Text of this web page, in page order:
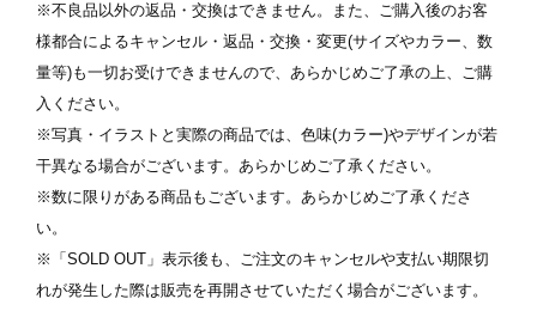
※不良品以外の返品・交換はできません。また、ご購入後のお客
様都合によるキャンセル・返品・交換・変更(サイズやカラー、数
量等)も一切お受けできませんので、あらかじめご了承の上、ご購
入ください。
※写真・イラストと実際の商品では、色味(カラー)やデザインが若
干異なる場合がございます。あらかじめご了承ください。
※数に限りがある商品もございます。あらかじめご了承くださ
い。
※「SOLD OUT」表示後も、ご注文のキャンセルや支払い期限切
れが発生した際は販売を再開させていただく場合がございます。